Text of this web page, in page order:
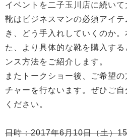
イベントを二子玉川店に続いて
靴はビジネスマンの必須アイ
き、どう手入れしていくのか
た、より具体的な靴を購入す
ンス方法をご紹介します。
またトークショー後、ご希望
チャーを行ないます。ぜひご
ください。
日時：2017年6月10日（土）